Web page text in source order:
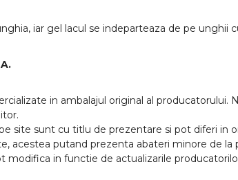
iar gel lacul se indeparteaza de pe unghii
in ambalajul original al producatorului.
site sunt cu titlu de prezentare si pot diferi in
acestea putand prezenta abateri minore de la
in functie de actualizarile